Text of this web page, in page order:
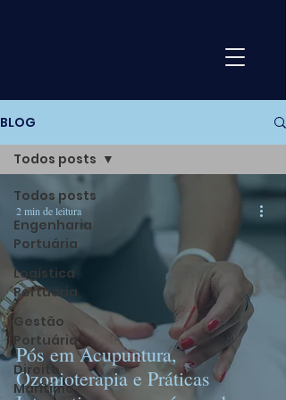
BLOG
Todos posts
Engenharia
Portuária
Logística
Portuária
Gestão
Portuária
Direito
Marítimo
Todos posts
Pós em Acupuntura,
Ozonioterapia e Práticas
2 min de leitura